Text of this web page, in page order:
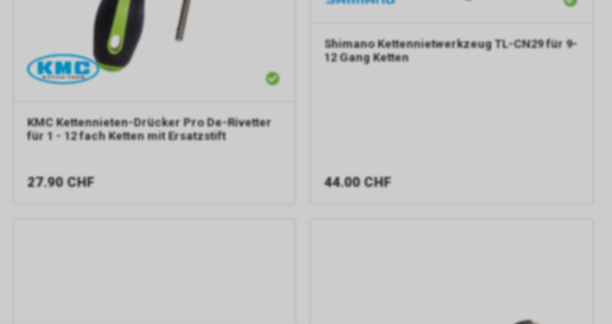
KMC Kettennieten-Drücker Pro De-Rivetter
für 1 - 12 fach Ketten mit Ersatzstift
27.90 CHF
Shimano Kettennietwerkzeug TL-CN29 für 9-
12 Gang Ketten
44.00 CHF